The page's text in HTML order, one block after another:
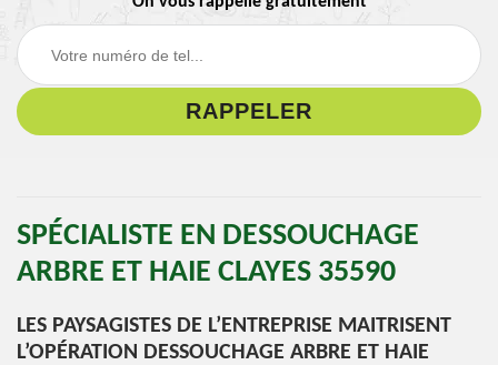
SPÉCIALISTE EN DESSOUCHAGE
ARBRE ET HAIE CLAYES 35590
LES PAYSAGISTES DE L’ENTREPRISE MAITRISENT
L’OPÉRATION DESSOUCHAGE ARBRE ET HAIE